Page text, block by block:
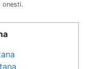
onesti.